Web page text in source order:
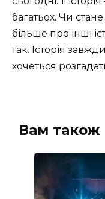
багатьох. Чи
більше про інші
так. Історія
хочеться
Вам також